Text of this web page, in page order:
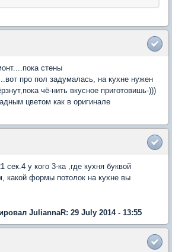
стены
про пол задумалась, на кухне нужен
чё-нить вкусное приготовишь-)))
цветом как в оригинале
сек.4 у кого 3-ка ,где кухня буквой
какой формы потолок на кухне вы
JuliannaR: 29 July 2014 - 13:55